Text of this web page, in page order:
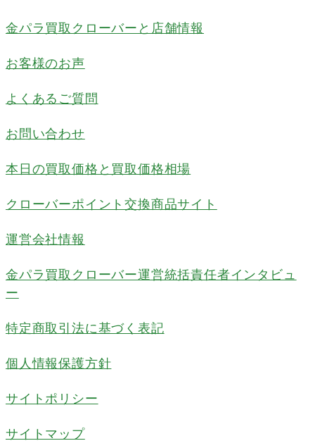
金パラ買取クローバーと店舗情報
お客様のお声
よくあるご質問
お問い合わせ
本日の買取価格と買取価格相場
クローバーポイント交換商品サイト
運営会社情報
金パラ買取クローバー運営統括責任者インタビュ
ー
特定商取引法に基づく表記
個人情報保護方針
サイトポリシー
サイトマップ